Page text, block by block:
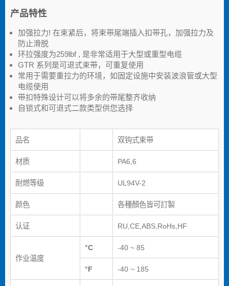
产品特性
加强拉力! 在束紧后，将束带尾端插入扣带孔，加强拉力及
防止滑脱
环拉强度为259lbf , 是非常适用于大型或重型电缆
GTR 系列是可退式束带，可重复使用
常用于需要重拉力的环境，如固定设施中安装波浪管或大型
电缆使用
带扣特殊设计可以将多余的带尾整齐收纳
自锁式和可退式二款类型供您选择
品名 双钩式束带
材质 PA6,6
耐燃等级 UL94V-2
颜色 各種顏色皆可訂製
认证 RU,CE,ABS,RoHs,HF
作业温度
°C -40 ~ 85
°F -40 ~ 185